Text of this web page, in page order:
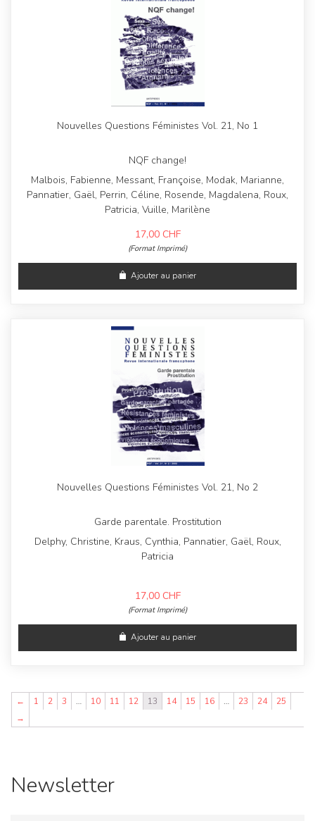
Nouvelles Questions Féministes Vol. 21, No 1
NQF change!
Malbois, Fabienne, Messant, Françoise, Modak, Marianne,
Pannatier, Gaël, Perrin, Céline, Rosende, Magdalena, Roux,
Patricia, Vuille, Marilène
17,00 CHF
(Format Imprimé)
Ajouter au panier
Nouvelles Questions Féministes Vol. 21, No 2
Garde parentale. Prostitution
Delphy, Christine, Kraus, Cynthia, Pannatier, Gaël, Roux,
Patricia
17,00 CHF
(Format Imprimé)
Ajouter au panier
← 1 2 3 … 10 11 12 13 14 15 16 … 23 24
25
→
Newsletter